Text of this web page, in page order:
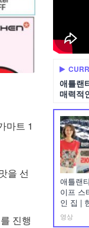
마트 1
을 선
진행
애틀랜
매력적
애틀랜
이프 스
인 집 |
영상